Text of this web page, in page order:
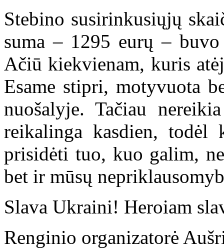
Stebino susirinkusiųjų
suma – 1295 eurų –
Ačiū kiekvienam, kuris
Esame stipri, motyvuota
nuošalyje. Tačiau
reikalinga kasdien,
prisidėti tuo, kuo galim,
bet ir mūsų
Slava Ukraini! Heroiam
Renginio organizatorė